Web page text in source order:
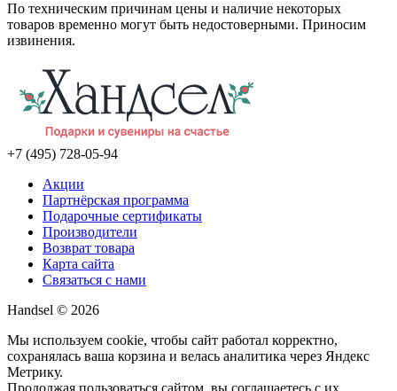
По техническим причинам цены и наличие некоторых
товаров временно могут быть недостоверными. Приносим
извинения.
+7 (495) 728-05-94
Акции
Партнёрская программа
Подарочные сертификаты
Производители
Возврат товара
Карта сайта
Связаться с нами
Handsel © 2026
Мы используем cookie, чтобы сайт работал корректно,
сохранялась ваша корзина и велась аналитика через Яндекс
Метрику.